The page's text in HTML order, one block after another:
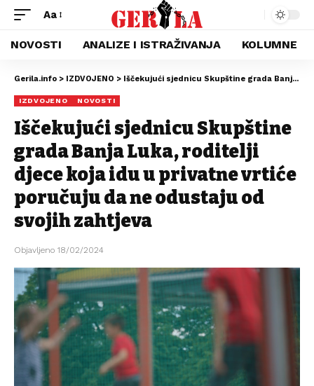
Aa
NOVOSTI ANALIZE I ISTRAŽIVANJA KOLUMNE
Gerila.info > IZDVOJENO > Iščekujući sjednicu Skupštine grada Banja Luka, roditelji djece koja idu u privatne vrtiće poručuju da ne odustaju od svojih zahtjeva
IZDVOJENO NOVOSTI
Iščekujući sjednicu Skupštine
grada Banja Luka, roditelji
djece koja idu u privatne vrtiće
poručuju da ne odustaju od
svojih zahtjeva
Objavljeno 18/02/2024